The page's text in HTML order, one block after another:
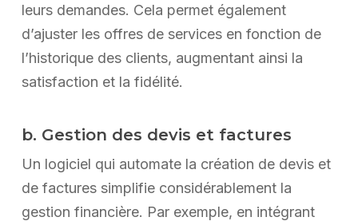
leurs demandes. Cela permet également
d’ajuster les offres de services en fonction de
l’historique des clients, augmentant ainsi la
satisfaction et la fidélité.
b. Gestion des devis et factures
Un logiciel qui automate la création de devis et
de factures simplifie considérablement la
gestion financière. Par exemple, en intégrant